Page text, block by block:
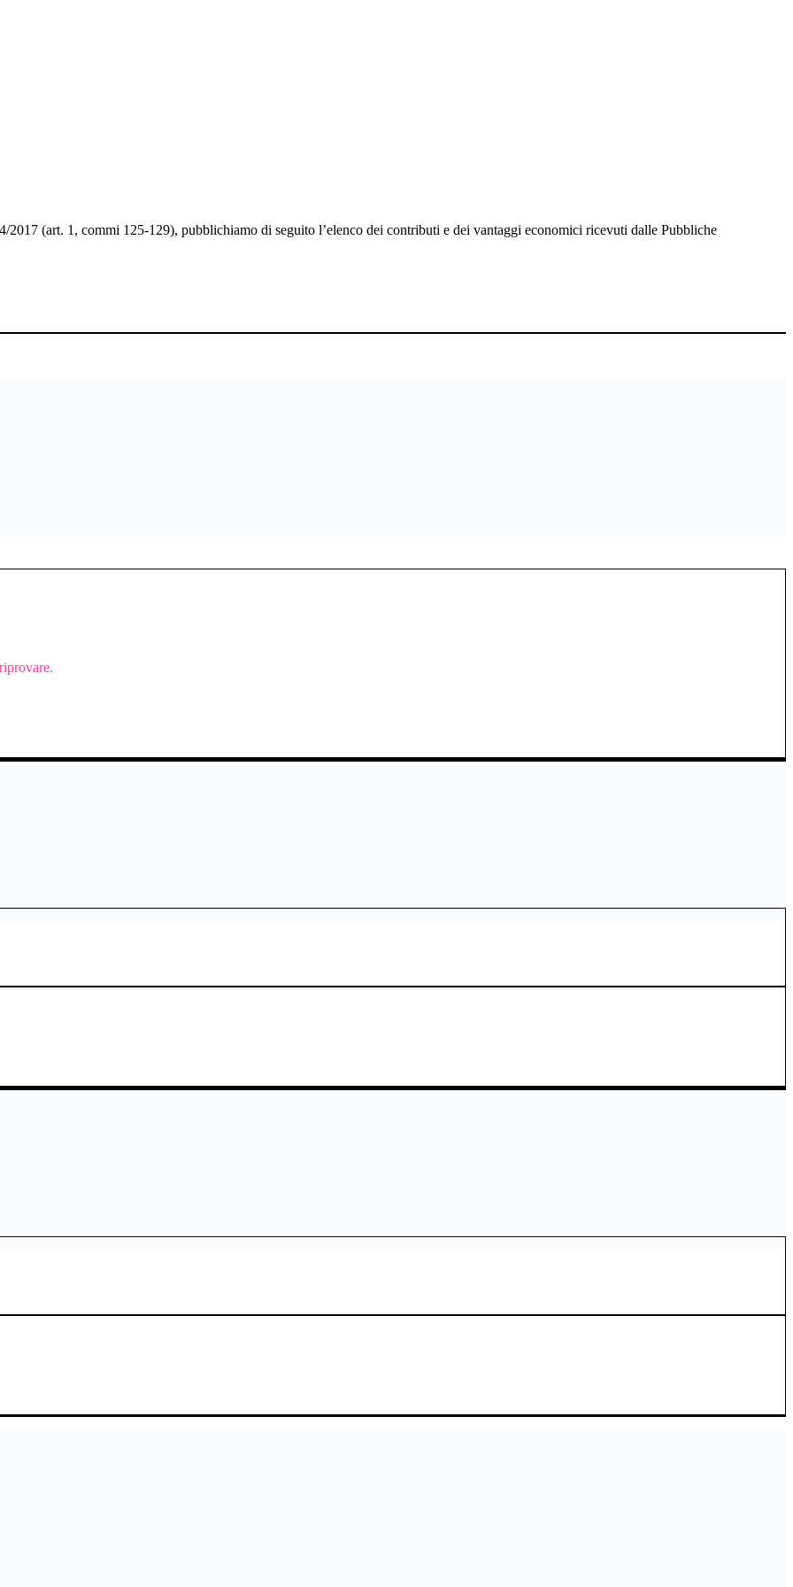
(art. 1, commi 125-129), pubblichiamo di seguito l’elenco dei contributi e dei vantaggi economici ricevuti dalle Pubbliche